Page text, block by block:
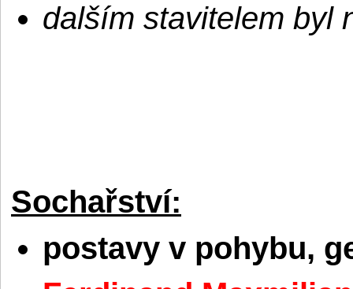
dalším stavitelem byl
Sochařství:
postavy v pohybu,